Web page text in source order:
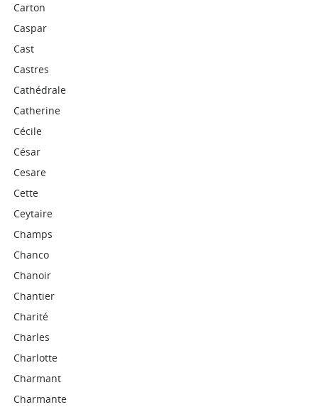
Carton
Caspar
Cast
Castres
Cathédrale
Catherine
Cécile
César
Cesare
Cette
Ceytaire
Champs
Chanco
Chanoir
Chantier
Charité
Charles
Charlotte
Charmant
Charmante